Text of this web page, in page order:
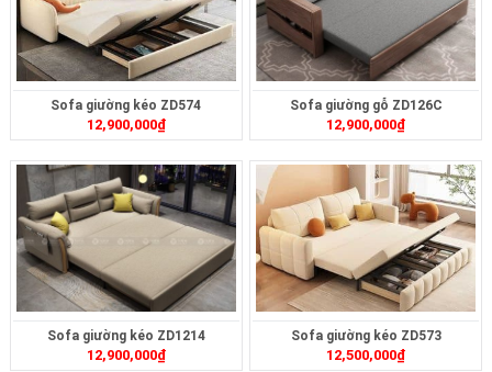
Sofa giường kéo ZD574
12,900,000₫
Sofa giường gỗ ZD126C
12,900,000₫
Sofa giường kéo ZD1214
12,900,000₫
Sofa giường kéo ZD573
12,500,000₫